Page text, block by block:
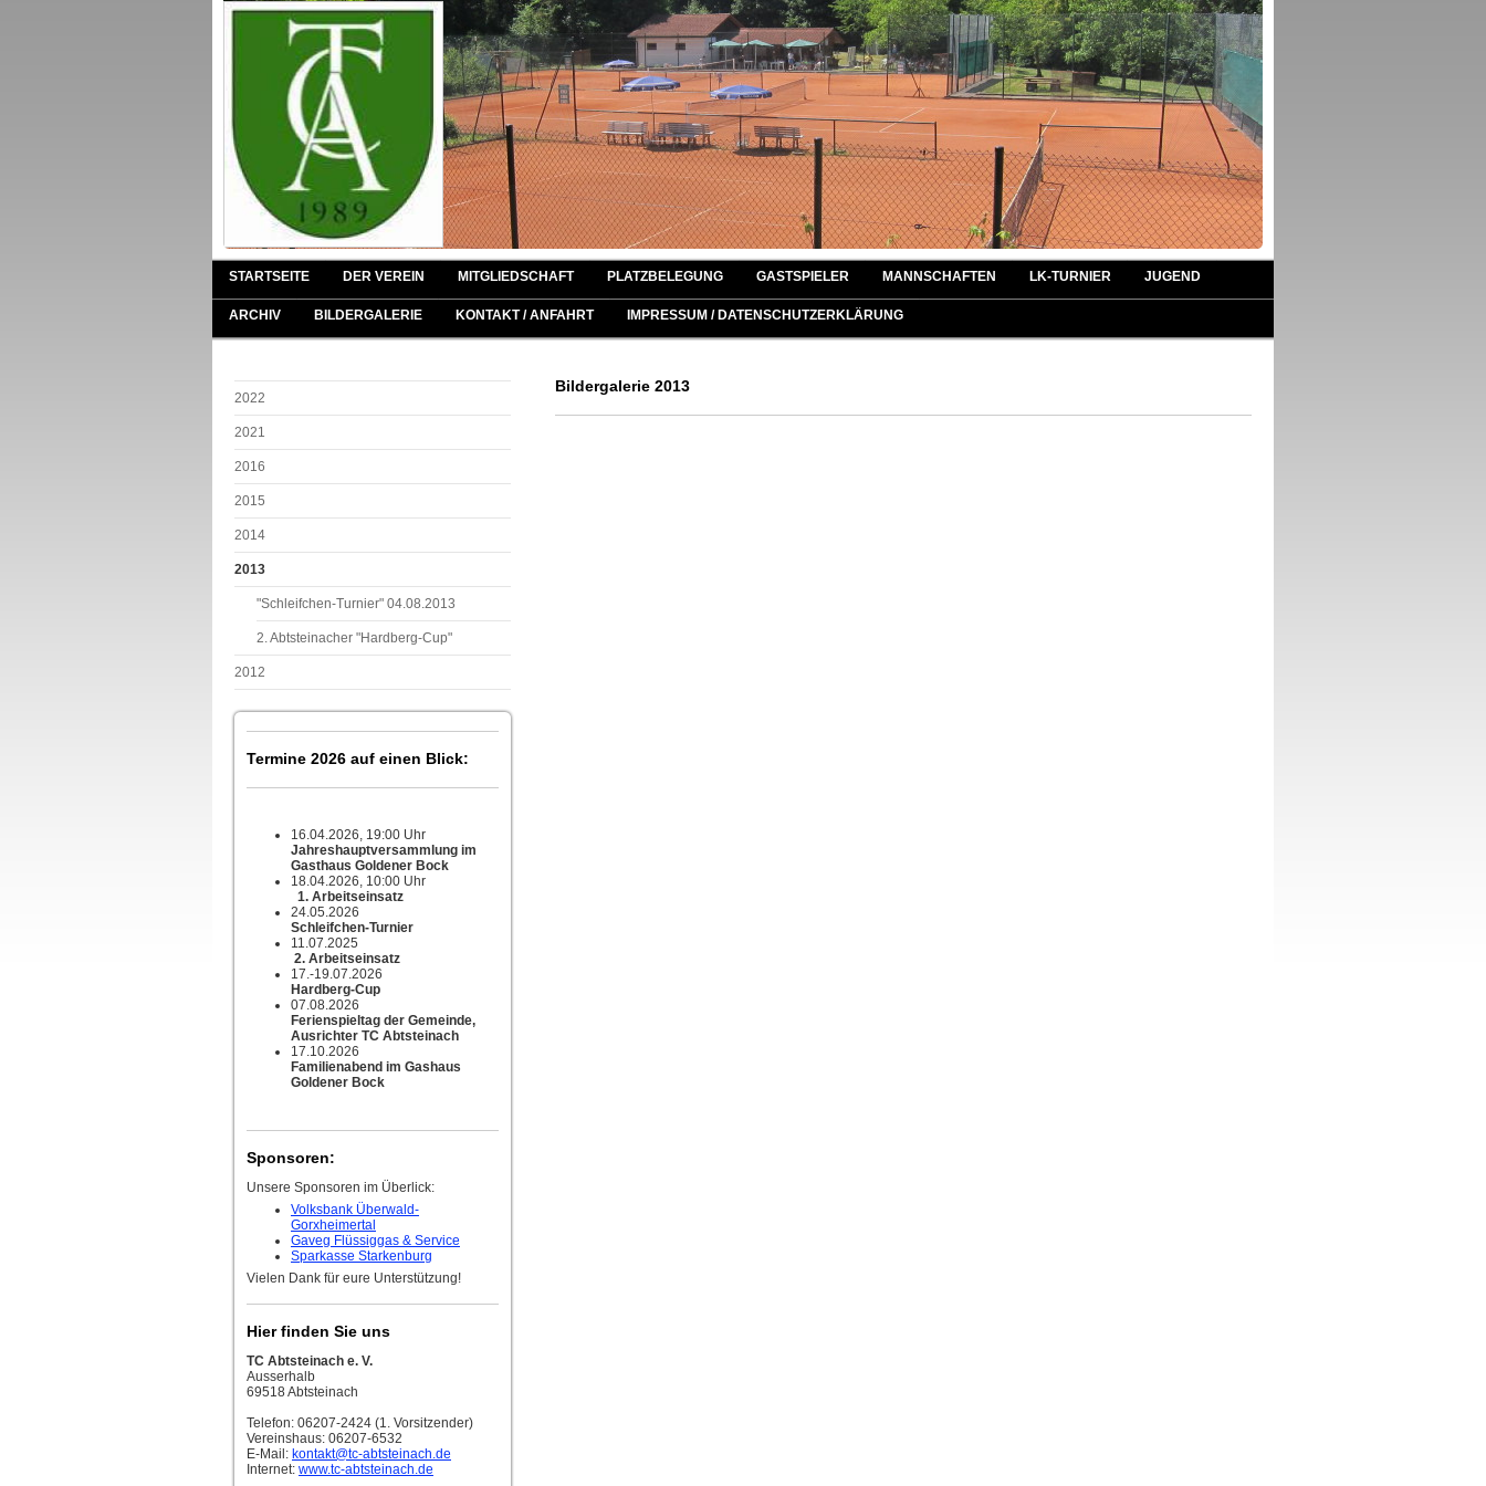
STARTSEITE DER VEREIN MITGLIEDSCHAFT PLATZBELEGUNG GASTSPIELER MANNSCHAFTEN LK-TURNIER JUGEND
ARCHIV BILDERGALERIE KONTAKT / ANFAHRT IMPRESSUM / DATENSCHUTZERKLÄRUNG
2022
2021
2016
2015
2014
2013
"Schleifchen-Turnier" 04.08.2013
2. Abtsteinacher "Hardberg-Cup"
2012
Termine 2026 auf einen Blick:
16.04.2026, 19:00 Uhr
Jahreshauptversammlung im
Gasthaus Goldener Bock
18.04.2026, 10:00 Uhr
1. Arbeitseinsatz
24.05.2026
Schleifchen-Turnier
11.07.2025
2. Arbeitseinsatz
17.-19.07.2026
Hardberg-Cup
07.08.2026
Ferienspieltag der Gemeinde,
Ausrichter TC Abtsteinach
17.10.2026
Familienabend im Gashaus
Goldener Bock
Sponsoren:
Unsere Sponsoren im Überlick:
Volksbank Überwald-
Gorxheimertal
Gaveg Flüssiggas & Service
Sparkasse Starkenburg
Vielen Dank für eure Unterstützung!
Hier finden Sie uns
TC Abtsteinach e. V.
Ausserhalb
69518 Abtsteinach
Telefon: 06207-2424 (1. Vorsitzender)
Vereinshaus: 06207-6532
E-Mail: kontakt@tc-abtsteinach.de
Internet: www.tc-abtsteinach.de
Bildergalerie 2013